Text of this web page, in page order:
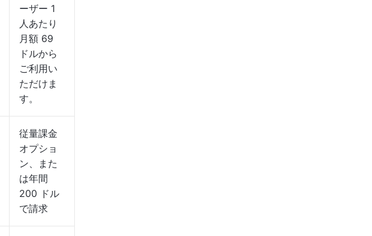
ーザー 1
人あたり
月額 69
ドルから
ご利用い
ただけま
す。
従量課金
オプショ
ン、また
は年間
200 ドル
で請求